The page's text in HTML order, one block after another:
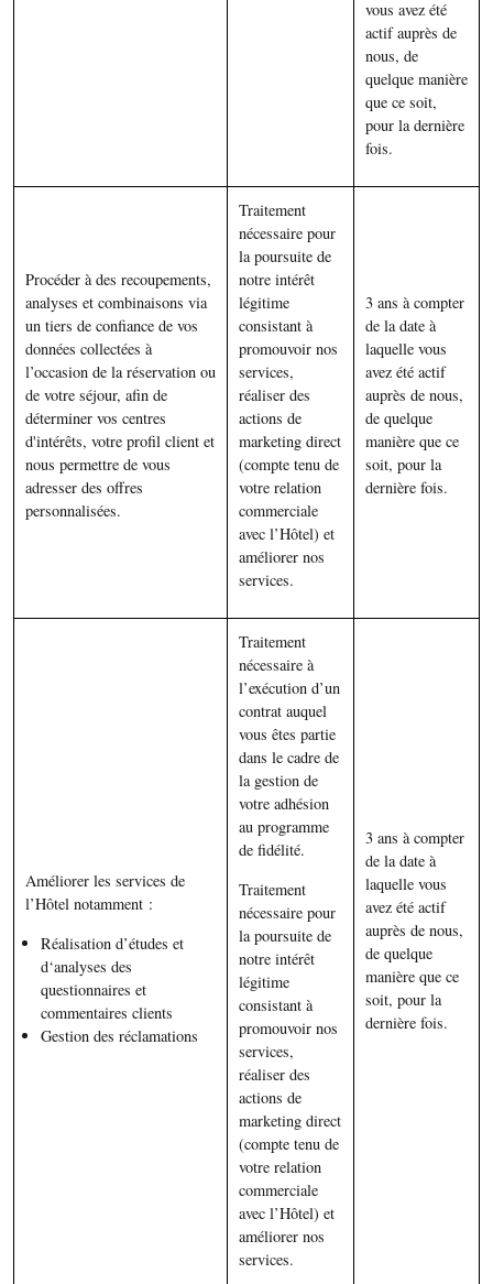
vous avez été
actif auprès de
nous, de
quelque manière
que ce soit,
pour la dernière
fois.
Procéder à des recoupements,
analyses et combinaisons via
un tiers de confiance de vos
données collectées à
l’occasion de la réservation ou
de votre séjour, afin de
déterminer vos centres
d'intérêts, votre profil client et
nous permettre de vous
adresser des offres
personnalisées.
Traitement
nécessaire pour
la poursuite de
notre intérêt
légitime
consistant à
promouvoir nos
services,
réaliser des
actions de
marketing direct
(compte tenu de
votre relation
commerciale
avec l’Hôtel) et
améliorer nos
services.
3 ans à compter
de la date à
laquelle vous
avez été actif
auprès de nous,
de quelque
manière que ce
soit, pour la
dernière fois.
Améliorer les services de
l’Hôtel notamment :
Réalisation d’études et
d‘analyses des
questionnaires et
commentaires clients
Gestion des réclamations
Traitement
nécessaire à
l’exécution d’un
contrat auquel
vous êtes partie
dans le cadre de
la gestion de
votre adhésion
au programme
de fidélité.
Traitement
nécessaire pour
la poursuite de
notre intérêt
légitime
consistant à
promouvoir nos
services,
réaliser des
actions de
marketing direct
(compte tenu de
votre relation
commerciale
avec l’Hôtel) et
améliorer nos
services.
3 ans à compter
de la date à
laquelle vous
avez été actif
auprès de nous,
de quelque
manière que ce
soit, pour la
dernière fois.